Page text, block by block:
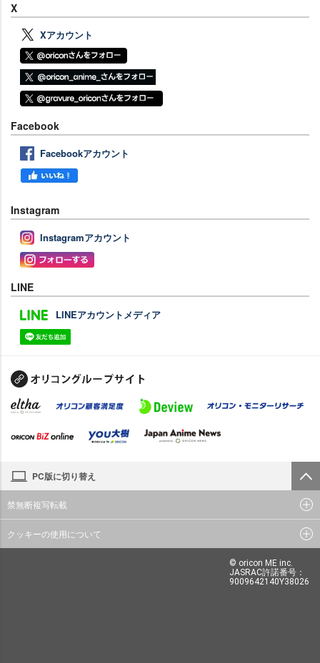
X
Xアカウント
Facebook
Facebookアカウント
Instagram
Instagramアカウント
LINE
LINEアカウントメディア
PC版に切り替え
禁無断複写転載
クッキーの使用について
© oricon ME inc.
JASRAC許諾番号：
9009642140Y38026